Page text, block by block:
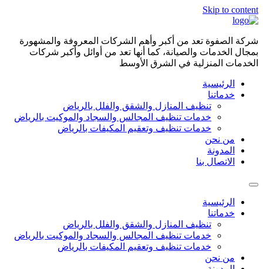
Skip to content
شركة الصفوة تعد من أكبر وأهم الشركات المعروفة والمشهورة
بمجال الخدمات والصيانة، كما أنها تعد من أوائل وأكبر شركات
الخدمات المنزلية في الشرق الأوسط
الرئيسية
خدماتنا
تنظيف المنازل والشقق والفلل بالرياض
خدمات تنظيف المجالس والسجاد والموكيت بالرياض
خدمات تنظيف وتعقيم المكيفات بالرياض
من نحن
المدونة
الاتصال بنا
الرئيسية
خدماتنا
تنظيف المنازل والشقق والفلل بالرياض
خدمات تنظيف المجالس والسجاد والموكيت بالرياض
خدمات تنظيف وتعقيم المكيفات بالرياض
من نحن